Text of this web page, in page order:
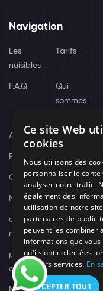
Navigation
Les
nuisibles
Tarifs
F.A.Q
Qui
sommes
Actus
Recrutement
Contact
Nos techniciens
campagne-
recrutement
politique de
confidentialité
Ce site Web
cookies
Nous utilisons des
personnaliser le
analyser notre trafic.
également des
utilisation de notre
partenaires de
peuvent les combiner
informations que
qu'ils ont collectées
de leurs services. En
ACCEPTER TOUT